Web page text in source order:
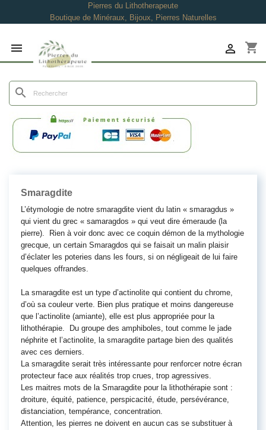
Pierres du Lithotherapeute
Boutique de Minéraux, Bijoux, Pierres Naturelles
 shopping_cart

search
Smaragdite
L’étymologie de notre smaragdite vient du latin « smaragdus »
qui vient du grec « samaragdos » qui veut dire émeraude (la
pierre). Rien à voir donc avec ce coquin démon de la mythologie
grecque, un certain Smaragdos qui se faisait un malin plaisir
d’éclater les poteries dans les fours, si on négligeait de lui faire
quelques offrandes.
La smaragdite est un type d’actinolite qui contient du chrome,
d’où sa couleur verte. Bien plus pratique et moins dangereuse
que l’actinolite (amiante), elle est plus appropriée pour la
lithothérapie. Du groupe des amphiboles, tout comme le jade
néphrite et l’actinolite, la smaragdite partage bien des qualités
avec ces derniers.
La smaragdite serait très intéressante pour renforcer notre écran
protecteur face aux réalités trop crues, trop agressives.
Les maitres mots de la Smaragdite pour la lithothérapie sont :
droiture, équité, patience, perspicacité, étude, persévérance,
distanciation, tempérance, concentration.
Attention, les pierres ne doivent en aucun cas se substituer à